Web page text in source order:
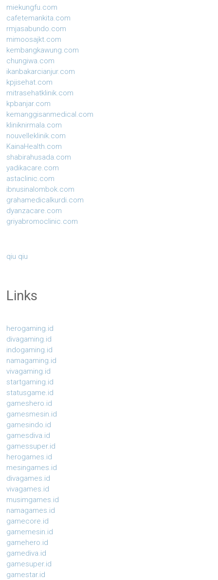
miekungfu.com
cafetemankita.com
rmjasabundo.com
mimoosajkt.com
kembangkawung.com
chungiwa.com
ikanbakarcianjur.com
kpjisehat.com
mitrasehatklinik.com
kpbanjar.com
kemanggisanmedical.com
kliniknirmala.com
nouvelleklinik.com
KainaHealth.com
shabirahusada.com
yadikacare.com
astaclinic.com
ibnusinalombok.com
grahamedicalkurdi.com
dyanzacare.com
griyabromoclinic.com
qiu qiu
Links
herogaming.id
divagaming.id
indogaming.id
namagaming.id
vivagaming.id
startgaming.id
statusgame.id
gameshero.id
gamesmesin.id
gamesindo.id
gamesdiva.id
gamessuper.id
herogames.id
mesingames.id
divagames.id
vivagames.id
musimgames.id
namagames.id
gamecore.id
gamemesin.id
gamehero.id
gamediva.id
gamesuper.id
gamestar.id